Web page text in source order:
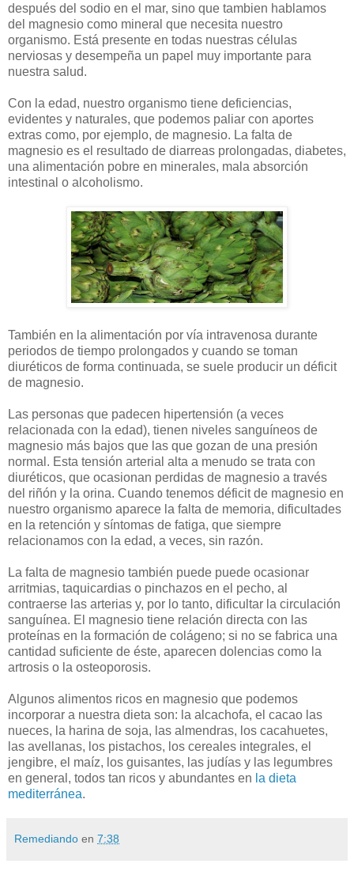
después del sodio en el mar, sino que tambien hablamos
del magnesio como mineral que necesita nuestro
organismo. Está presente en todas nuestras células
nerviosas y desempeña un papel muy importante para
nuestra salud.
Con la edad, nuestro organismo tiene deficiencias,
evidentes y naturales, que podemos paliar con aportes
extras como, por ejemplo, de magnesio. La falta de
magnesio es el resultado de diarreas prolongadas, diabetes,
una alimentación pobre en minerales, mala absorción
intestinal o alcoholismo.
También en la alimentación por vía intravenosa durante
periodos de tiempo prolongados y cuando se toman
diuréticos de forma continuada, se suele producir un déficit
de magnesio.
Las personas que padecen hipertensión (a veces
relacionada con la edad), tienen niveles sanguíneos de
magnesio más bajos que las que gozan de una presión
normal. Esta tensión arterial alta a menudo se trata con
diuréticos, que ocasionan perdidas de magnesio a través
del riñón y la orina. Cuando tenemos déficit de magnesio en
nuestro organismo aparece la falta de memoria, dificultades
en la retención y síntomas de fatiga, que siempre
relacionamos con la edad, a veces, sin razón.
La falta de magnesio también puede puede ocasionar
arritmias, taquicardias o pinchazos en el pecho, al
contraerse las arterias y, por lo tanto, dificultar la circulación
sanguínea. El magnesio tiene relación directa con las
proteínas en la formación de colágeno; si no se fabrica una
cantidad suficiente de éste, aparecen dolencias como la
artrosis o la osteoporosis.
Algunos alimentos ricos en magnesio que podemos
incorporar a nuestra dieta son: la alcachofa, el cacao las
nueces, la harina de soja, las almendras, los cacahuetes,
las avellanas, los pistachos, los cereales integrales, el
jengibre, el maíz, los guisantes, las judías y las legumbres
en general, todos tan ricos y abundantes en la dieta
mediterránea.
Remediando en 7:38